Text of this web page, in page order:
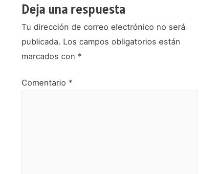
Deja una respuesta
Tu dirección de correo electrónico no será
publicada. Los campos obligatorios están
marcados con *
Comentario *